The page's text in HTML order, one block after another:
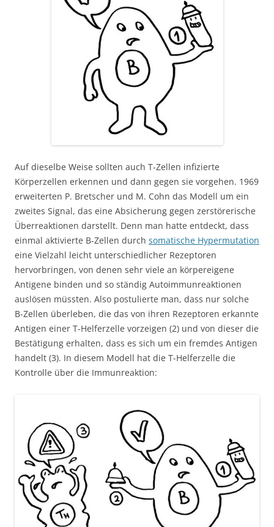
Auf dieselbe Weise sollten auch T-Zellen infizierte
Körperzellen erkennen und dann gegen sie vorgehen. 1969
erweiterten P. Bretscher und M. Cohn das Modell um ein
zweites Signal, das eine Absicherung gegen zerstörerische
Überreaktionen darstellt. Denn man hatte entdeckt, dass
einmal aktivierte B-Zellen durch somatische Hypermutation
eine Vielzahl leicht unterschiedlicher Rezeptoren
hervorbringen, von denen sehr viele an körpereigene
Antigene binden und so ständig Autoimmunreaktionen
auslösen müssten. Also postulierte man, dass nur solche
B-Zellen überleben, die das von ihren Rezeptoren erkannte
Antigen einer T-Helferzelle vorzeigen (2) und von dieser die
Bestätigung erhalten, dass es sich um ein fremdes Antigen
handelt (3). In diesem Modell hat die T-Helferzelle die
Kontrolle über die Immunreaktion: